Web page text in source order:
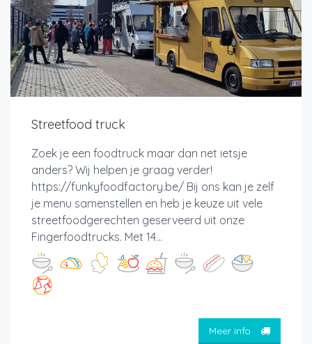
Streetfood truck
Zoek je een foodtruck maar dan net ietsje
anders? Wij helpen je graag verder!
https://funkyfoodfactory.be/ Bij ons kan je zelf
je menu samenstellen en heb je keuze uit vele
streetfoodgerechten geserveerd uit onze
Fingerfoodtrucks. Met 14...
Meer info